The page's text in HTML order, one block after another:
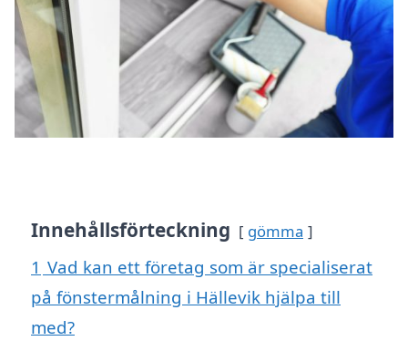
Innehållsförteckning gömma
1 Vad kan ett företag som är specialiserat
på fönstermålning i Hällevik hjälpa till
med?